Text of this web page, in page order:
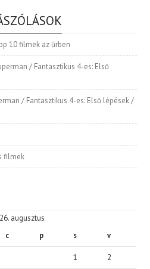
10 filmek az űrben
/ Fantasztikus 4-es: Első
/ Fantasztikus 4-es: Első lépések /
filmek
augusztus
c p s v
1 2